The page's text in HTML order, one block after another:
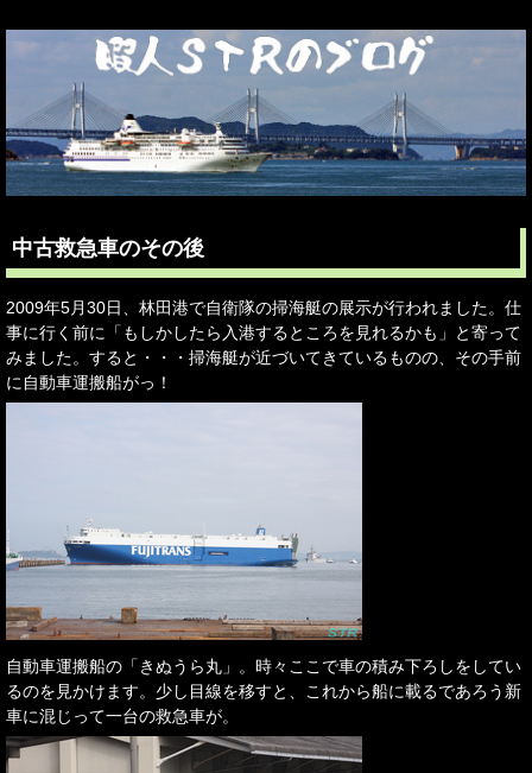
中古救急車のその後
2009年5月30日、林田港で自衛隊の掃海艇の展示が行われました。仕
事に行く前に「もしかしたら入港するところを見れるかも」と寄って
みました。すると・・・掃海艇が近づいてきているものの、その手前
に自動車運搬船がっ！
自動車運搬船の「きぬうら丸」。時々ここで車の積み下ろしをしてい
るのを見かけます。少し目線を移すと、これから船に載るであろう新
車に混じって一台の救急車が。